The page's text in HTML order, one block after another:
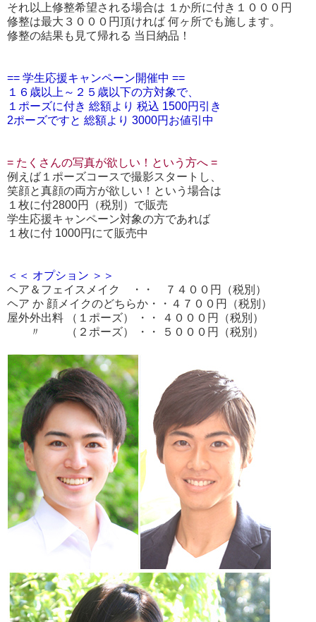
それ以上修整希望される場合は １か所に付き１０００円
修整は最大３０００円頂ければ 何ヶ所でも施します。
修整の結果も見て帰れる 当日納品！
== 学生応援キャンペーン開催中 ==
１６歳以上～２５歳以下の方対象で、
１ポーズに付き 総額より 税込 1500円引き
2ポーズですと 総額より 3000円お値引中
= たくさんの写真が欲しい！という方へ =
例えば１ポーズコースで撮影スタートし、
笑顔と真顔の両方が欲しい！という場合は
１枚に付2800円（税別）で販売
学生応援キャンペーン対象の方であれば
１枚に付 1000円にて販売中
＜＜ オプション ＞＞
ヘア＆フェイスメイク ・・ ７４００円（税別）
ヘア か 顔メイクのどちらか・・４７００円（税別）
屋外外出料 （１ポーズ） ・・ ４０００円（税別）
〃 （２ポーズ） ・・ ５０００円（税別）